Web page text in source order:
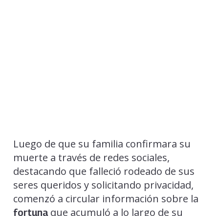
Luego de que su familia confirmara su
muerte a través de redes sociales,
destacando que falleció rodeado de sus
seres queridos y solicitando privacidad,
comenzó a circular información sobre la
fortunaque acumuló a lo largo de su